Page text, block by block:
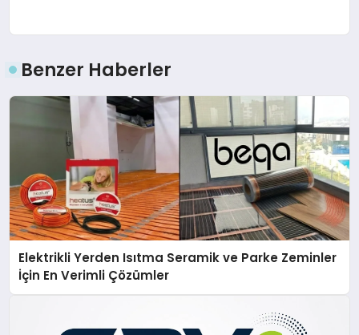
Benzer Haberler
Elektrikli Yerden Isıtma Seramik ve Parke Zeminler
İçin En Verimli Çözümler